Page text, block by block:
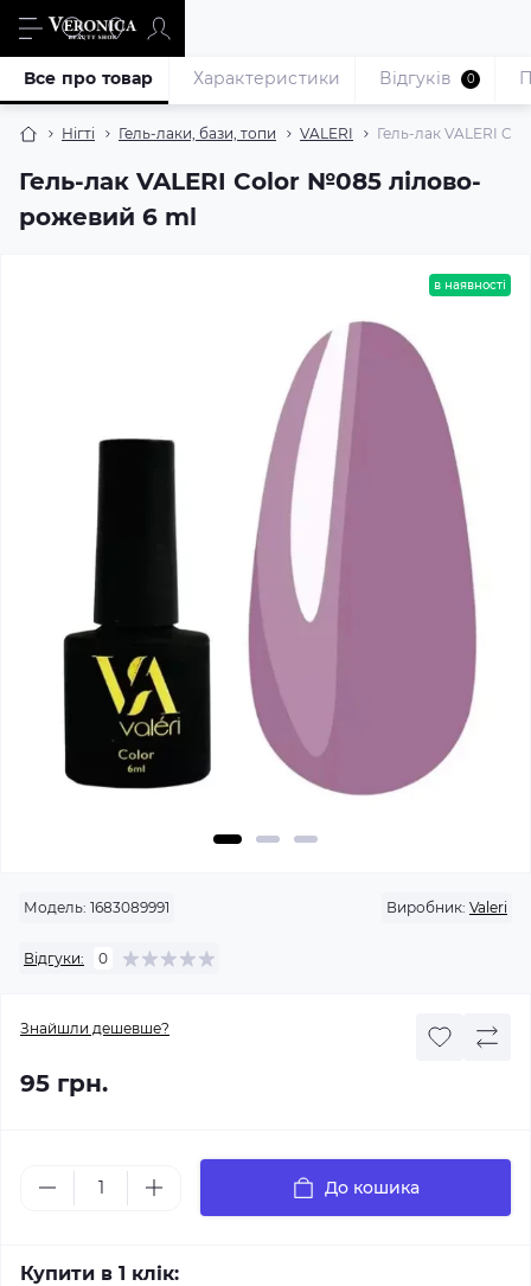
Нігті Гель-лаки, бази, топи VALERI Гель-лак VALERI
Гель-лак VALERI Color №085 лілово-
рожевий 6 ml
Все про товар Характеристики Відгуків 0
в наявності
Модель: 1683089991 Виробник: Valeri
Відгуки: 0
Знайшли дешевше?
95 грн.
До кошика
Купити в 1 клік: